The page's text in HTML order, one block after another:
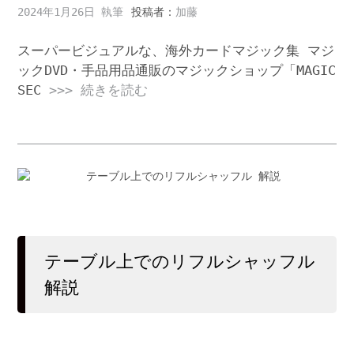
2024年1月26日 投稿者： 加藤
スーパービジュアルな、海外カードマジック集 マジ
ックDVD・手品用品通販のマジックショップ「MAGIC
SEC >>> 続きを読む
テーブル上でのリフルシャッフル
解説